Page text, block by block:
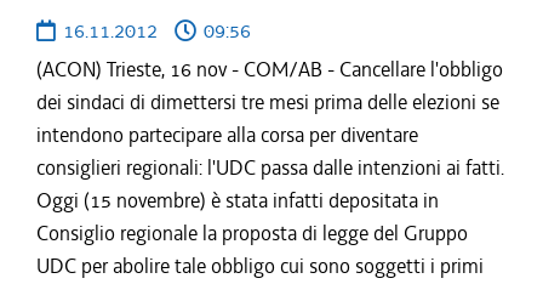
16.11.2012
09:56
(ACON) Trieste, 16 nov - COM/AB - Cancellare l'obbligo
dei sindaci di dimettersi tre mesi prima delle elezioni se
intendono partecipare alla corsa per diventare
consiglieri regionali: l'UDC passa dalle intenzioni ai fatti.
Oggi (15 novembre) è stata infatti depositata in
Consiglio regionale la proposta di legge del Gruppo
UDC per abolire tale obbligo cui sono soggetti i primi